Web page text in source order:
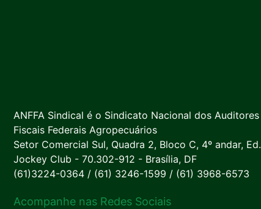
ANFFA Sindical é o Sindicato Nacional dos Auditores
Fiscais Federais Agropecuários
Setor Comercial Sul, Quadra 2, Bloco C, 4º andar, Ed.
Jockey Club - 70.302-912 - Brasília, DF
(61)3224-0364 / (61) 3246-1599 / (61) 3968-6573
Acompanhe nas Redes Sociais